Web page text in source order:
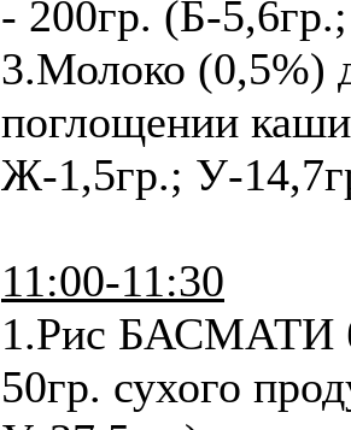
- 200гр. (Б-
3.Молоко (0,5%)
поглощении
Ж-1,5гр.; У-
11:00-11:30
1.Рис
50гр. сухого